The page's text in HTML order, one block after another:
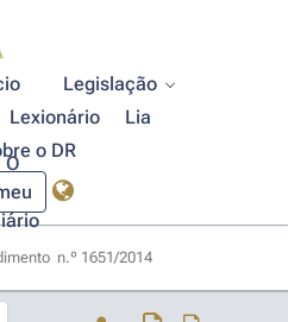
Legislação
Lexionário
Lia
o DR
O
n.º 1651/2014